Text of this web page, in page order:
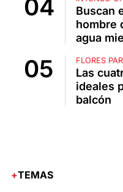
Buscan
hombre
agua
FLORES
Las
ideales
balcón
TEMAS